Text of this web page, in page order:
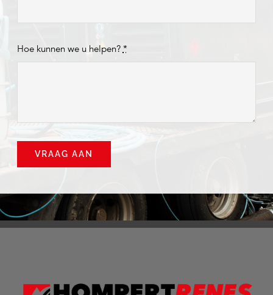
Hoe kunnen we u helpen? *
VRAAG AAN